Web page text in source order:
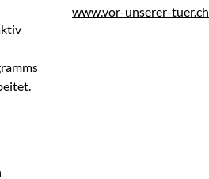
www.vor-unserer-tuer.ch